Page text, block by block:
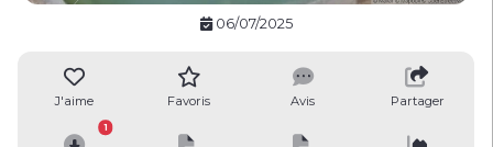
06/07/2025
J'aime Favoris Avis Partager
1